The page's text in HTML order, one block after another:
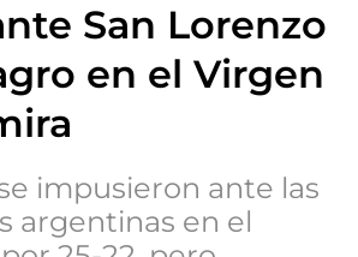
San Lorenzo
en el Virgen
impusieron ante las
argentinas en el